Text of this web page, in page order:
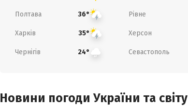
Полтава 36° Рівне
Харків 35° Херсон
Чернігів 24° Севастополь
Новини погоди України та світу